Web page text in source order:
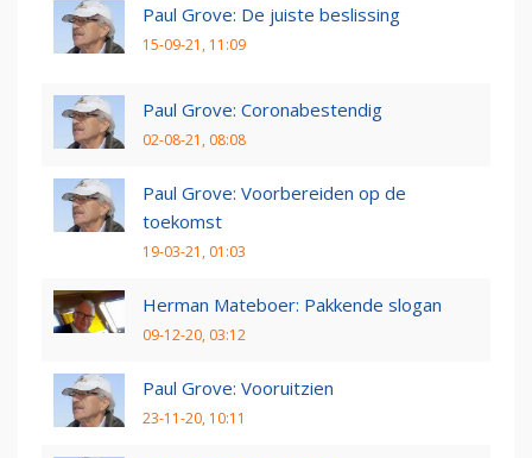
Paul Grove: De juiste beslissing
15-09-21, 11:09
Paul Grove: Coronabestendig
02-08-21, 08:08
Paul Grove: Voorbereiden op de
toekomst
19-03-21, 01:03
Herman Mateboer: Pakkende slogan
09-12-20, 03:12
Paul Grove: Vooruitzien
23-11-20, 10:11